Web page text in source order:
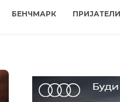
БЕНЧМАРК ПРИЈАТЕЛИ